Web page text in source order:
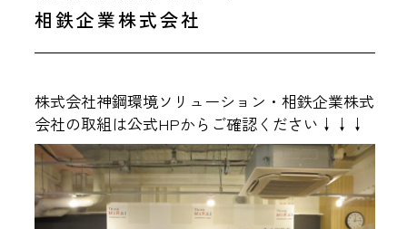
相鉄企業株式会社
株式会社神鋼環境ソリューション・相鉄企業株式
会社の取組は公式HPからご確認ください↓↓↓